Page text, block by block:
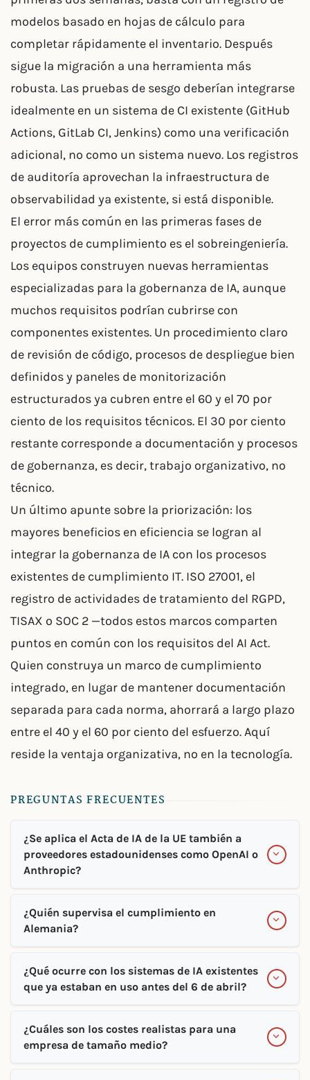
modelos basado en hojas de cálculo para
completar rápidamente el inventario. Después
sigue la migración a una herramienta más
robusta. Las pruebas de sesgo deberían integrarse
idealmente en un sistema de CI existente (GitHub
Actions, GitLab CI, Jenkins) como una verificación
adicional, no como un sistema nuevo. Los registros
de auditoría aprovechan la infraestructura de
observabilidad ya existente, si está disponible.
El error más común en las primeras fases de
proyectos de cumplimiento es el sobreingeniería.
Los equipos construyen nuevas herramientas
especializadas para la gobernanza de IA, aunque
muchos requisitos podrían cubrirse con
componentes existentes. Un procedimiento claro
de revisión de código, procesos de despliegue bien
definidos y paneles de monitorización
estructurados ya cubren entre el 60 y el 70 por
ciento de los requisitos técnicos. El 30 por ciento
restante corresponde a documentación y procesos
de gobernanza, es decir, trabajo organizativo, no
técnico.
Un último apunte sobre la priorización: los
mayores beneficios en eficiencia se logran al
integrar la gobernanza de IA con los procesos
existentes de cumplimiento IT. ISO 27001, el
registro de actividades de tratamiento del RGPD,
TISAX o SOC 2 —todos estos marcos comparten
puntos en común con los requisitos del AI Act.
Quien construya un marco de cumplimiento
integrado, en lugar de mantener documentación
separada para cada norma, ahorrará a largo plazo
entre el 40 y el 60 por ciento del esfuerzo. Aquí
reside la ventaja organizativa, no en la tecnología.
PREGUNTAS FRECUENTES
¿Se aplica el Acta de IA de la UE también a
proveedores estadounidenses como OpenAI o
Anthropic?
¿Quién supervisa el cumplimiento en
Alemania?
¿Qué ocurre con los sistemas de IA existentes
que ya estaban en uso antes del 6 de abril?
¿Cuáles son los costes realistas para una
empresa de tamaño medio?